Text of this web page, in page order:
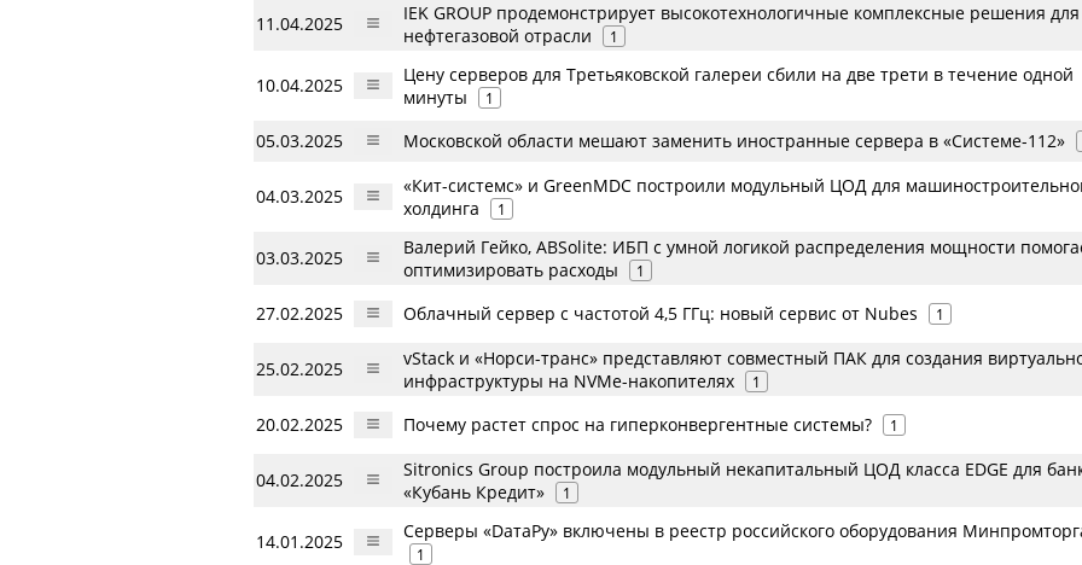
11.04.2025
IEK GROUP продемонстрирует высокотехнологичные комплексные решения для
нефтегазовой отрасли
1
10.04.2025
Цену серверов для Третьяковской галереи сбили на две трети в течение одной
минуты
1
05.03.2025 Московской области мешают заменить иностранные сервера в «Системе-112»
04.03.2025
«Кит-системс» и GreenMDC построили модульный ЦОД для
холдинга
1
03.03.2025
Валерий Гейко, ABSolite: ИБП с умной логикой распределения мощности
оптимизировать расходы
1
27.02.2025 Облачный сервер с частотой 4,5 ГГц: новый сервис от Nubes 1
25.02.2025
vStack и «Норси-транс» представляют совместный ПАК для создания
инфраструктуры на NVMe-накопителях
1
20.02.2025 Почему растет спрос на гиперконвергентные системы? 1
04.02.2025
Sitronics Group построила модульный некапитальный ЦОД класса EDGE для
«Кубань Кредит»
1
14.01.2025 Серверы «DатаРу» включены в реестр российского оборудования
1